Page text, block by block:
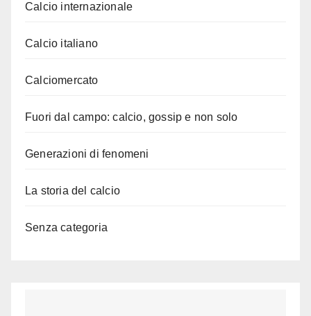
Calcio internazionale
Calcio italiano
Calciomercato
Fuori dal campo: calcio, gossip e non solo
Generazioni di fenomeni
La storia del calcio
Senza categoria